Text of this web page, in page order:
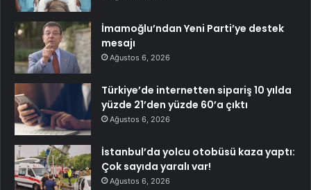
İmamoğlu’ndan Yeni Parti’ye destek
mesajı
Ağustos 6, 2026
Türkiye’de internetten sipariş 10 yılda
yüzde 21’den yüzde 60’a çıktı
Ağustos 6, 2026
İstanbul’da yolcu otobüsü kaza yaptı:
Çok sayıda yaralı var!
Ağustos 6, 2026